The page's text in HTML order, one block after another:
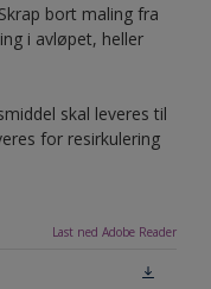
bort maling fra
i avløpet, heller
skal leveres til
for resirkulering
Last ned Adobe Reader